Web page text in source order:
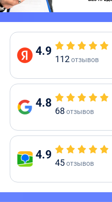
4.9
112отзывов
4.8
68 отзывов
4.9
45отзывов